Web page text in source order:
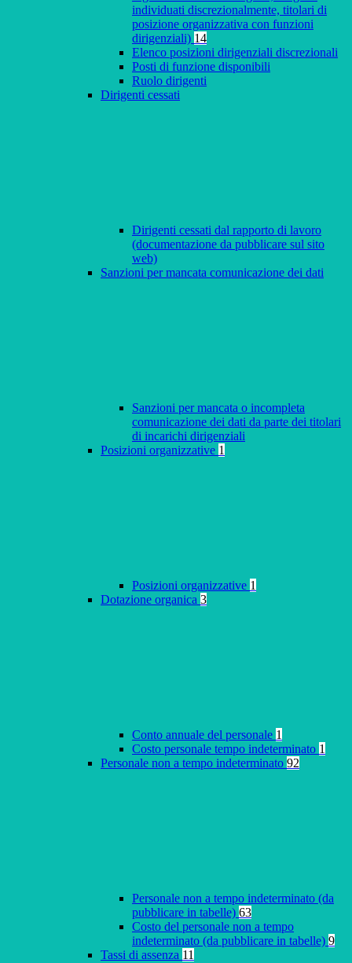
individuati discrezionalmente, titolari di
posizione organizzativa con funzioni
dirigenziali) 14
Elenco posizioni dirigenziali discrezionali
Posti di funzione disponibili
Ruolo dirigenti
Dirigenti cessati
Dirigenti cessati dal rapporto di lavoro
(documentazione da pubblicare sul sito
web)
Sanzioni per mancata comunicazione dei dati
Sanzioni per mancata o incompleta
comunicazione dei dati da parte dei titolari
di incarichi dirigenziali
Posizioni organizzative 1
Posizioni organizzative 1
Dotazione organica 3
Conto annuale del personale 1
Costo personale tempo indeterminato 1
Personale non a tempo indeterminato 92
Personale non a tempo indeterminato (da
pubblicare in tabelle) 63
Costo del personale non a tempo
indeterminato (da pubblicare in tabelle) 9
Tassi di assenza 11